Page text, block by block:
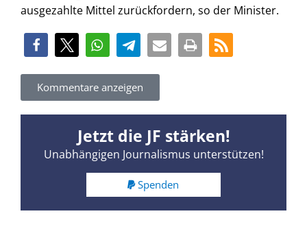
ausgezahlte Mittel zurückfordern, so der Minister.
Kommentare anzeigen
Jetzt die JF stärken!
Unabhängigen Journalismus unterstützen!
Spenden